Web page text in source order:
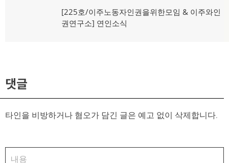
다
음
[225호/이주노동자인권을위한모임 & 이주와인
권연구소] 연인소식
댓글
타인을 비방하거나 혐오가 담긴 글은 예고 없이 삭제합니다.